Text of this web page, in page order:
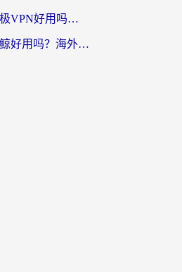
海外党必看：云极VPN好用吗？和GoLinkVPN对比哪个回国效果更好？附真实体验指南
雷神手游和柠檬鲸好用吗？海外党亲测3款回国加速器，教你避开破解VPN坑